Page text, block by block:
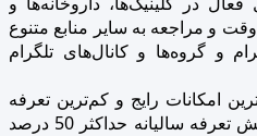
و مراجعه به سایر منابع متنوع
و گروه‌ها و کانال‌های تلگرام
امکانات رایج و کم‌ترین تعرفه
بازار فراهم است و سقف افزایش تعرفه سالیانه حداکثر 50 درصد